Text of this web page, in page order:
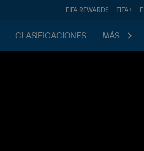
FIFA REWARDS FIFA+
CLASIFICACIONES MÁS